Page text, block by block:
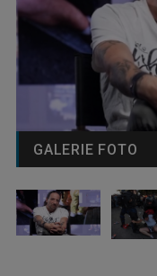
GALERIE FOTO